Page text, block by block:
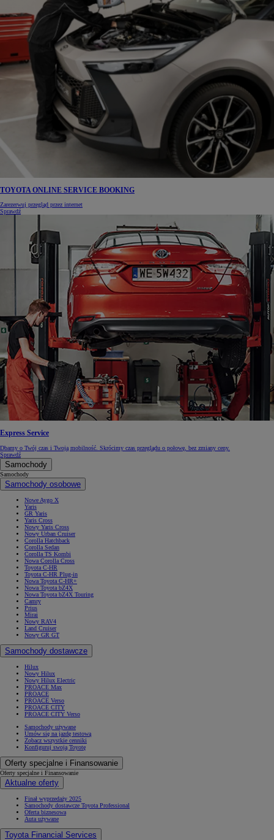
TOYOTA ONLINE SERVICE BOOKING
Zarezerwuj przegląd przez internet
Sprawdź
Express Service
Dbamy o Twój czas i Twoją mobilność. Skrócimy czas przeglądu o połowę, bez zmiany ceny.
Sprawdź
Samochody
Samochody
Samochody osobowe
Nowe Aygo X
Yaris
GR Yaris
Yaris Cross
Nowy Yaris Cross
Nowy Urban Cruiser
Corolla Hatchback
Corolla Sedan
Corolla TS Kombi
Nowa Corolla Cross
Toyota C-HR
Toyota C-HR Plug-in
Nowa Toyota C-HR+
Nowa Toyota bZ4X
Nowa Toyota bZ4X Touring
Camry
Prius
Mirai
Nowy RAV4
Land Cruiser
Nowy GR GT
Samochody dostawcze
Hilux
Nowy Hilux
Nowy Hilux Electric
PROACE Max
PROACE
PROACE Verso
PROACE CITY
PROACE CITY Verso
Samochody używane
Umów się na jazdę testową
Zobacz wszystkie cenniki
Konfiguruj swoją Toyotę
Oferty specjalne i Finansowanie
Oferty specjalne i Finansowanie
Aktualne oferty
Finał wyprzedaży 2025
Samochody dostawcze Toyota Professional
Oferta biznesowa
Auta używane
Toyota Financial Services